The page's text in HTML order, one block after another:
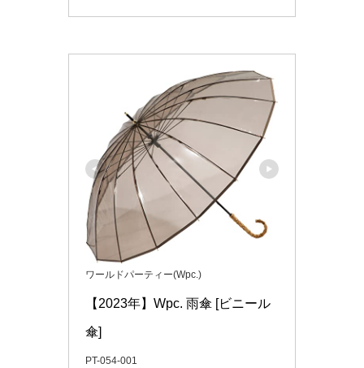
ワールドパーティー(Wpc.)
【2023年】Wpc. 雨傘 [ビニール
傘]
PT-054-001